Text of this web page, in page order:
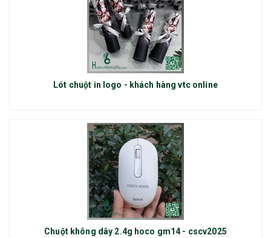
Lót chuột in logo - khách hàng vtc online
Chuột không dây 2.4g hoco gm14 - cscv2025